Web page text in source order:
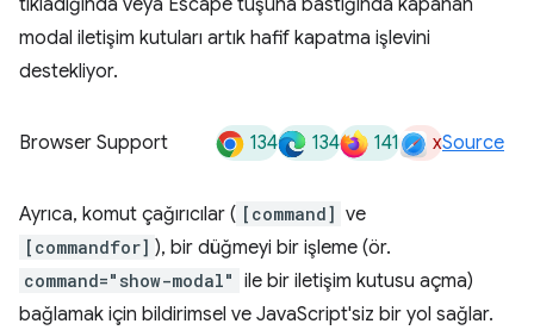
tıkladığında veya Escape tuşuna bastığında kapanan
modal iletişim kutuları artık hafif kapatma işlevini
destekliyor.
Browser Support 134 134 141 xSource
Ayrıca, komut çağırıcılar ( [command] ve
[commandfor] ), bir düğmeyi bir işleme (ör.
command="show-modal" ile bir iletişim kutusu açma)
bağlamak için bildirimsel ve JavaScript'siz bir yol sağlar.